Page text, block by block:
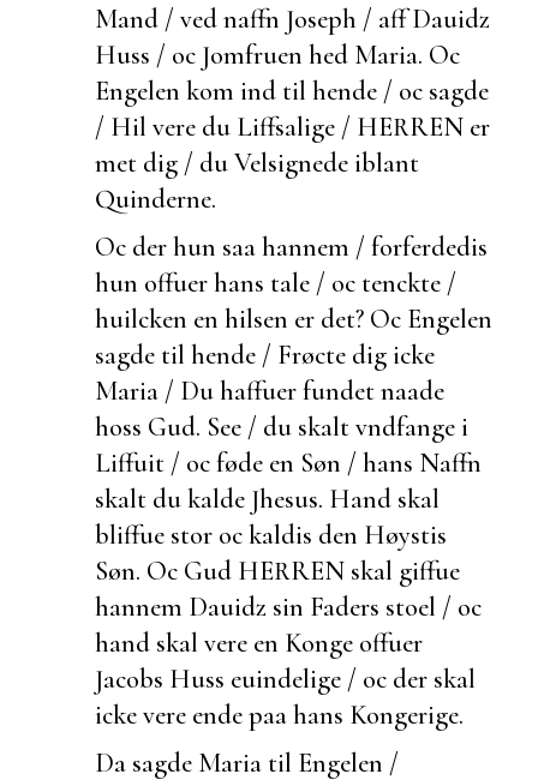
Mand / ved naffn Joseph / aff Dauidz
Huss / oc Jomfruen hed Maria. Oc
Engelen kom ind til hende / oc sagde
/ Hil vere du Liffsalige / HERREN er
met dig / du Velsignede iblant
Quinderne.
Oc der hun saa hannem / forferdedis
hun offuer hans tale / oc tenckte /
huilcken en hilsen er det? Oc Engelen
sagde til hende / Frøcte dig icke
Maria / Du haffuer fundet naade
hoss Gud. See / du skalt vndfange i
Liffuit / oc føde en Søn / hans Naffn
skalt du kalde Jhesus. Hand skal
bliffue stor oc kaldis den Høystis
Søn. Oc Gud HERREN skal giffue
hannem Dauidz sin Faders stoel / oc
hand skal vere en Konge offuer
Jacobs Huss euindelige / oc der skal
icke vere ende paa hans Kongerige.
Da sagde Maria til Engelen /